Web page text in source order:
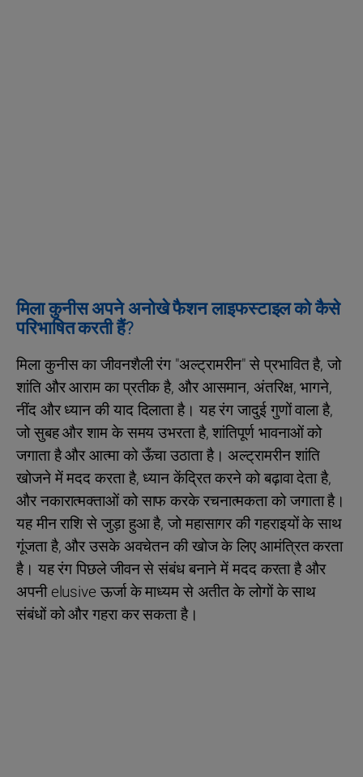
मिला कुनीस अपने अनोखे फैशन लाइफस्टाइल को कैसे
परिभाषित करती हैं?
मिला कुनीस का जीवनशैली रंग "अल्ट्रामरीन" से प्रभावित है, जो
शांति और आराम का प्रतीक है, और आसमान, अंतरिक्ष, भागने,
नींद और ध्यान की याद दिलाता है। यह रंग जादुई गुणों वाला है,
जो सुबह और शाम के समय उभरता है, शांतिपूर्ण भावनाओं को
जगाता है और आत्मा को ऊँचा उठाता है। अल्ट्रामरीन शांति
खोजने में मदद करता है, ध्यान केंद्रित करने को बढ़ावा देता है,
और नकारात्मक्ताओं को साफ करके रचनात्मकता को जगाता है।
यह मीन राशि से जुड़ा हुआ है, जो महासागर की गहराइयों के साथ
गूंजता है, और उसके अवचेतन की खोज के लिए आमंत्रित करता
है। यह रंग पिछले जीवन से संबंध बनाने में मदद करता है और
अपनी elusive ऊर्जा के माध्यम से अतीत के लोगों के साथ
संबंधों को और गहरा कर सकता है।